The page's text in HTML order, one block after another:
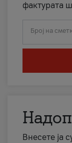
фактурата
Број на
Внесете ја